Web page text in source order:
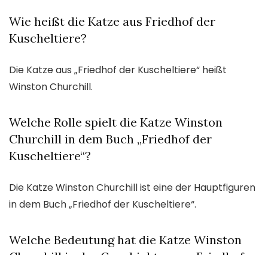
Wie heißt die Katze aus Friedhof der
Kuscheltiere?
Die Katze aus „Friedhof der Kuscheltiere“ heißt
Winston Churchill.
Welche Rolle spielt die Katze Winston
Churchill in dem Buch „Friedhof der
Kuscheltiere“?
Die Katze Winston Churchill ist eine der Hauptfiguren
in dem Buch „Friedhof der Kuscheltiere“.
Welche Bedeutung hat die Katze Winston